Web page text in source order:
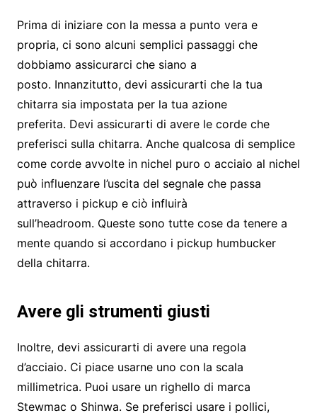
Prima di iniziare con la messa a punto vera e
propria, ci sono alcuni semplici passaggi che
dobbiamo assicurarci che siano a
posto. Innanzitutto, devi assicurarti che la tua
chitarra sia impostata per la tua azione
preferita. Devi assicurarti di avere le corde che
preferisci sulla chitarra. Anche qualcosa di semplice
come corde avvolte in nichel puro o acciaio al nichel
può influenzare l’uscita del segnale che passa
attraverso i pickup e ciò influirà
sull’headroom. Queste sono tutte cose da tenere a
mente quando si accordano i pickup humbucker
della chitarra.
Avere gli strumenti giusti
Inoltre, devi assicurarti di avere una regola
d’acciaio. Ci piace usarne uno con la scala
millimetrica. Puoi usare un righello di marca
Stewmac o Shinwa. Se preferisci usare i pollici,